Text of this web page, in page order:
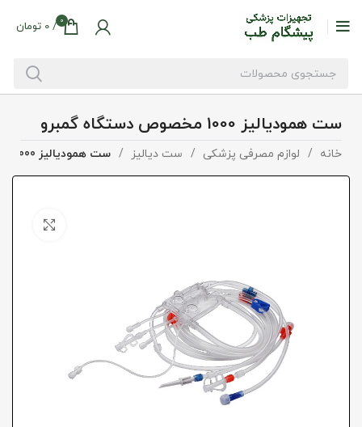
0
/
0 تومان
ست همودیالیز 1000 مخصوص دستگاه گمبرو
خانه لوازم مصرفی پزشکی ست دیالیز ست همودیالیز 1000 مخصوص دستگاه گمبرو